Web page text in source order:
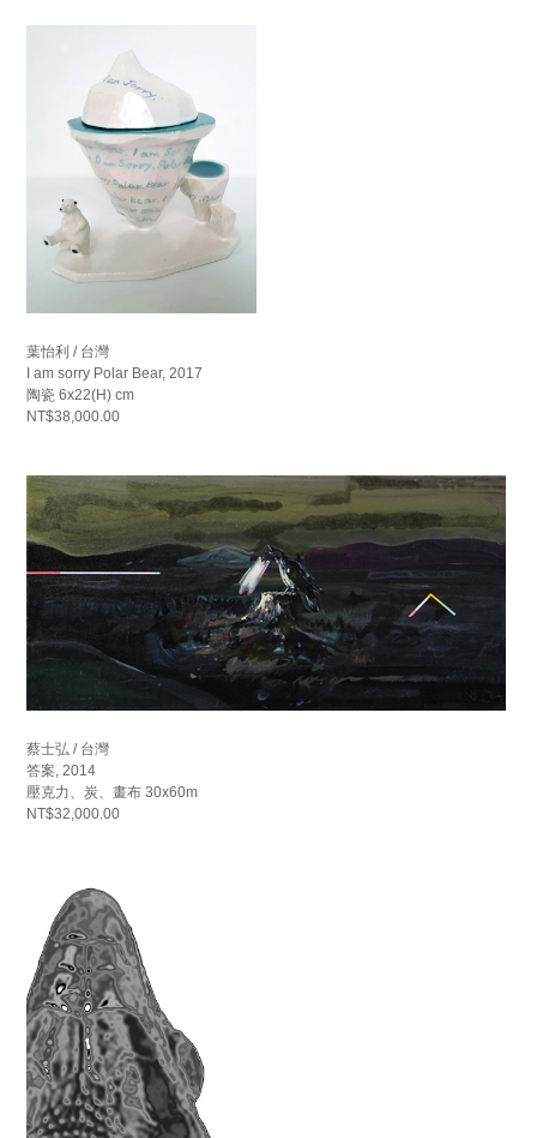
葉怡利 / 台灣
I am sorry Polar Bear, 2017
陶瓷 6x22(H) cm
NT$38,000.00
蔡士弘 / 台灣
答案, 2014
壓克力、炭、畫布 30x60m
NT$32,000.00